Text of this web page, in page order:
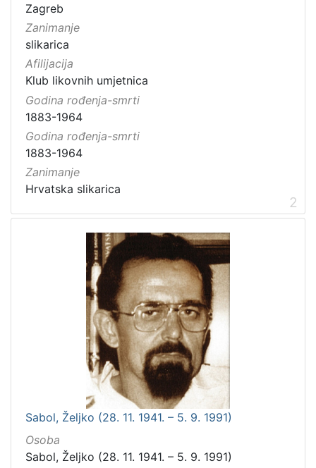
Zagreb
Zanimanje
slikarica
Afilijacija
Klub likovnih umjetnica
Godina rođenja-smrti
1883-1964
Godina rođenja-smrti
1883-1964
Zanimanje
Hrvatska slikarica
2
Sabol, Željko (28. 11. 1941. – 5. 9. 1991)
Osoba
Sabol, Željko (28. 11. 1941. – 5. 9. 1991)